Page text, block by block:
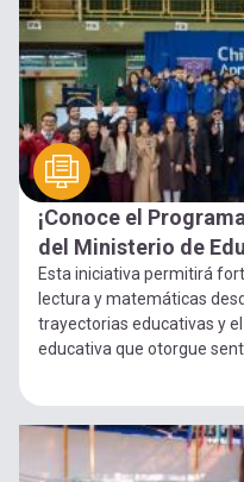
¡Conoce el
del Ministerio de
Esta iniciativa permitirá
lectura y matemáticas
trayectorias educativas y
educativa que otorgue